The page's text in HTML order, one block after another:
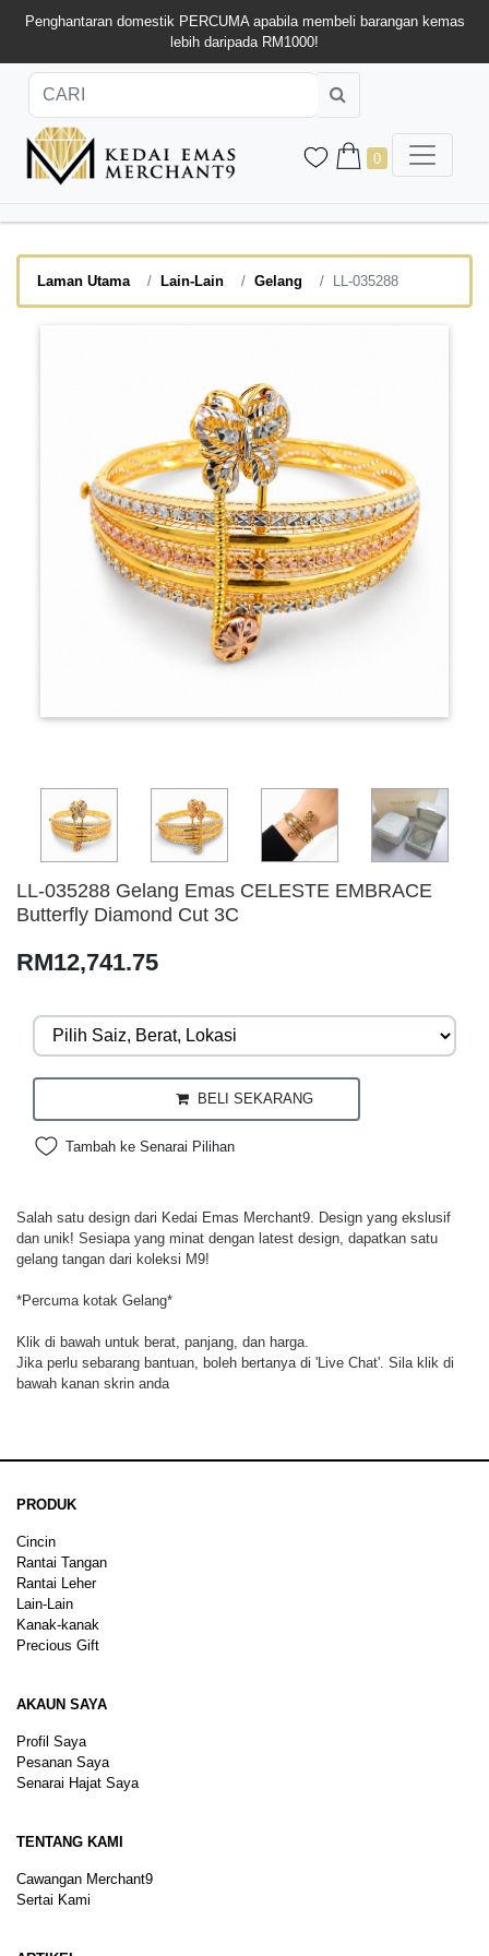
Penghantaran domestik PERCUMA apabila membeli barangan kemas
lebih daripada RM1000!
0
Laman Utama Lain-Lain Gelang LL-035288
LL-035288 Gelang Emas CELESTE EMBRACE
Butterfly Diamond Cut 3C
RM12,741.75
BELI SEKARANG
Tambah ke Senarai Pilihan
Salah satu design dari Kedai Emas Merchant9. Design yang ekslusif
dan unik! Sesiapa yang minat dengan latest design, dapatkan satu
gelang tangan dari koleksi M9!
*Percuma kotak Gelang*
Klik di bawah untuk berat, panjang, dan harga.
Jika perlu sebarang bantuan, boleh bertanya di 'Live Chat'. Sila klik di
bawah kanan skrin anda
PRODUK
Cincin
Rantai Tangan
Rantai Leher
Lain-Lain
Kanak-kanak
Precious Gift
AKAUN SAYA
Profil Saya
Pesanan Saya
Senarai Hajat Saya
TENTANG KAMI
Cawangan Merchant9
Sertai Kami